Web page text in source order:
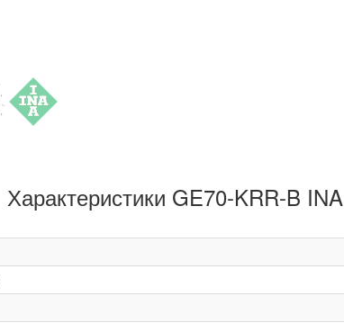
Характеристики GE70-KRR-B INA